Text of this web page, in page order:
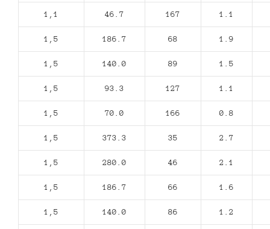
1,1 46.7 167 1.1
1,5 186.7 68 1.9
1,5 140.0 89 1.5
1,5 93.3 127 1.1
1,5 70.0 166 0.8
1,5 373.3 35 2.7
1,5 280.0 46 2.1
1,5 186.7 66 1.6
1,5 140.0 86 1.2